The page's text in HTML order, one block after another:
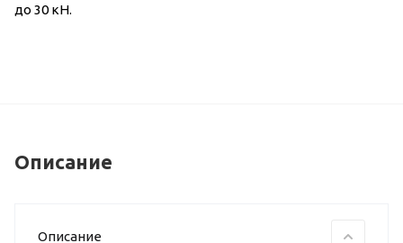
до 30 кН.
Описание
Описание